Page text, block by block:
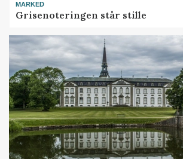
MARKED
Grisenoteringen står stille